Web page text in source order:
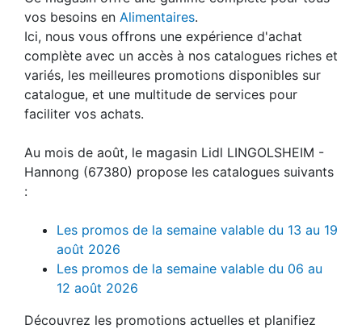
vos besoins en Alimentaires.
Ici, nous vous offrons une expérience d'achat
complète avec un accès à nos catalogues riches et
variés, les meilleures promotions disponibles sur
catalogue, et une multitude de services pour
faciliter vos achats.
Au mois de août, le magasin Lidl LINGOLSHEIM -
Hannong (67380) propose les catalogues suivants
:
Les promos de la semaine valable du 13 au 19
août 2026
Les promos de la semaine valable du 06 au
12 août 2026
Découvrez les promotions actuelles et planifiez